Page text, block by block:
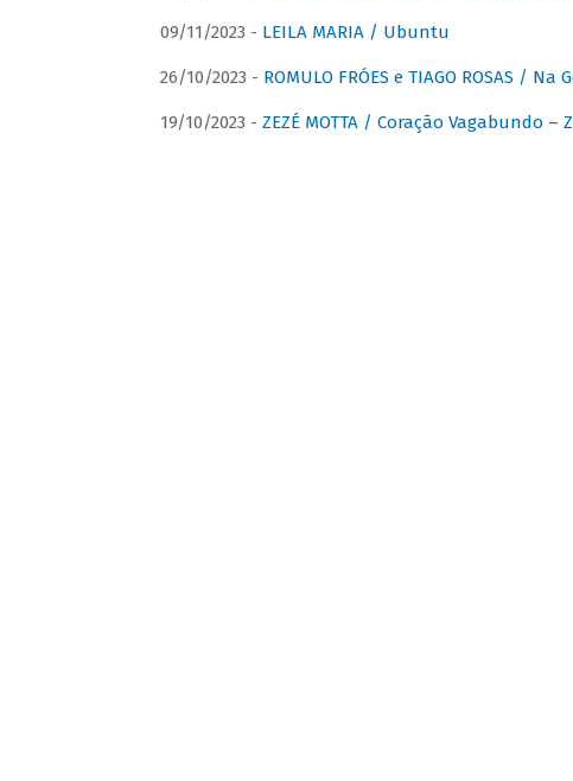
09/11/2023 - LEILA MARIA / Ubuntu
26/10/2023 - ROMULO FRÓES e TIAGO ROSAS / Na
19/10/2023 - ZEZÉ MOTTA / Coração Vagabundo –